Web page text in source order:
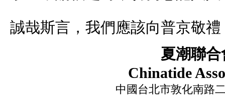
誠哉斯言，我們應該向普京敬禮
夏潮聯合
Chinatide
中國台北市敦化南路